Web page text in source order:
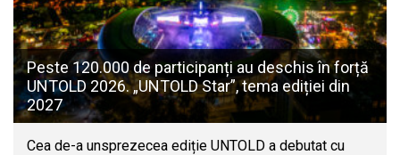
Peste 120.000 de participanți au deschis în forță
UNTOLD 2026. „UNTOLD Star”, tema ediției din
2027
Cea de-a unsprezecea ediție UNTOLD a debutat cu